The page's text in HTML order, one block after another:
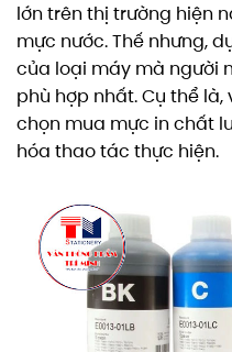
lớn trên thị trường hiện
mực nước. Thế nhưng,
của loại máy mà người
phù hợp nhất. Cụ thể
chọn mua mực in chất
hóa thao tác thực hiện.